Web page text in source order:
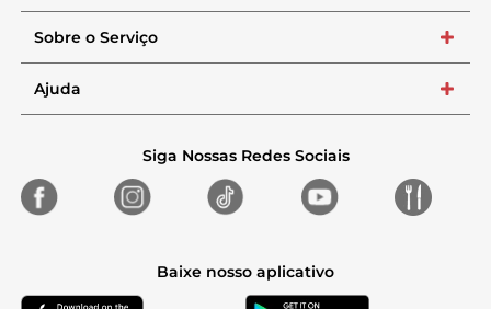
Sobre o Serviço +
Ajuda +
Siga Nossas Redes Sociais
Baixe nosso aplicativo